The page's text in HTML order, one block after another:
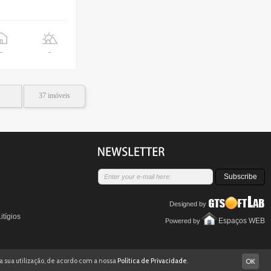
Praia da Rocha
Portimão
a partir de 305
- -
37 imóveis
Subscribe
Designed by
Powered by Espaços WEB
OK
utilização, de acordo com a nossa Política de Privacidade.